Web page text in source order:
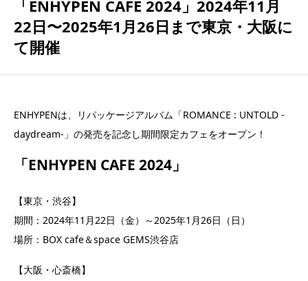
「ENHYPEN CAFE 2024」2024年11月
22日〜2025年1月26日まで東京・大阪に
て開催
ENHYPENは、リパッケージアルバム「ROMANCE : UNTOLD -
daydream-」の発売を記念し期間限定カフェをオープン！
「ENHYPEN CAFE 2024」
【東京・渋谷】
期間：2024年11月22日（金）～2025年1月26日（日）
場所：BOX cafe＆space GEMS渋谷店
【大阪・心斎橋】